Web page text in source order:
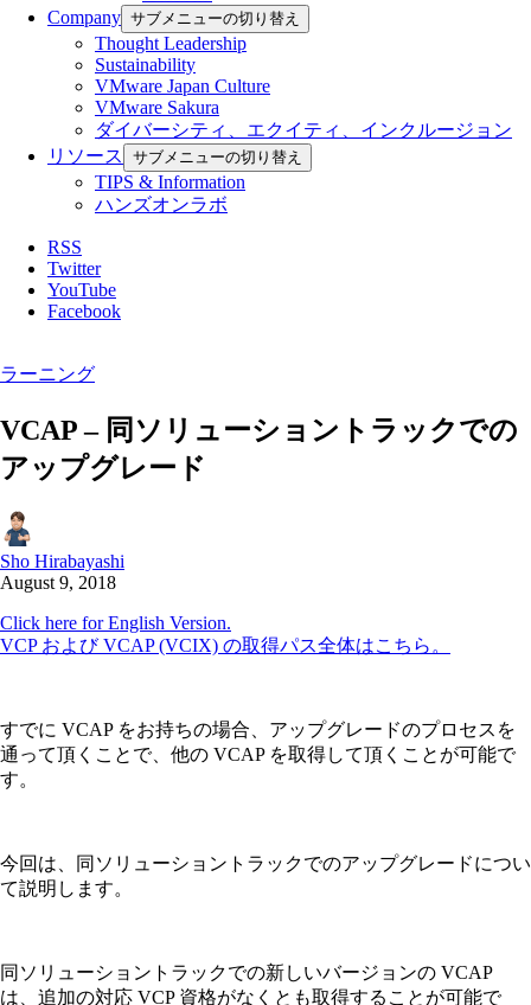
Company サブメニューの切り替え
Thought Leadership
Sustainability
VMware Japan Culture
VMware Sakura
ダイバーシティ、エクイティ、インクルージョン
リソース
サブメニューの切り替え
TIPS & Information
ハンズオンラボ
RSS
Twitter
YouTube
Facebook
ラーニング
VCAP – 同ソリューショントラックでの
アップグレード
Sho Hirabayashi
August 9, 2018
Click here for English Version.
VCP および VCAP (VCIX) の取得パス全体はこちら。
すでに VCAP をお持ちの場合、アップグレードのプロセスを
通って頂くことで、他の VCAP を取得して頂くことが可能で
す。
今回は、同ソリューショントラックでのアップグレードについ
て説明します。
同ソリューショントラックでの新しいバージョンの VCAP
は、追加の対応 VCP 資格がなくとも取得することが可能で